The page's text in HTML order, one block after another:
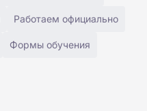
Работаем официально
Формы обучения